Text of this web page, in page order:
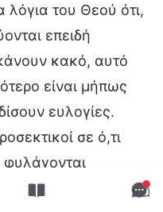
λόγια του Θεού ότι,
επειδή
κακό, αυτό
είναι μήπως
ευλογίες.
σε ό,τι
φυλάγονται
ανθρώπους.